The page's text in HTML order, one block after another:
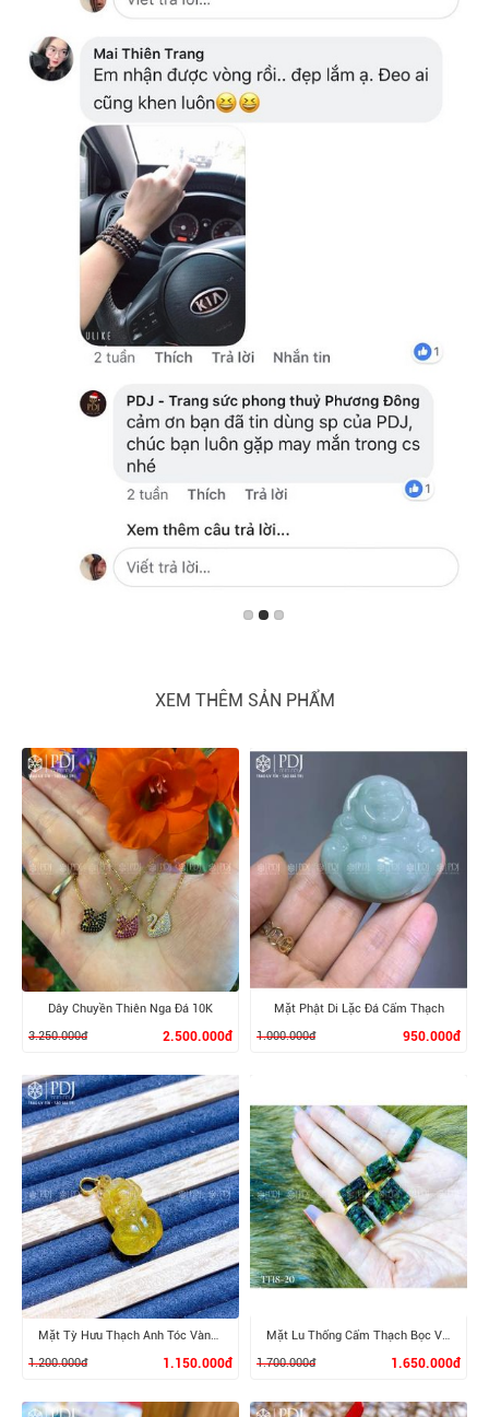
XEM THÊM SẢN PHẨM
XEM CHI TIẾT
Dây Chuyền Thiên Nga Đá 10K
3.250.000đ
2.500.000đ
XEM CHI TIẾT
Mặt Phật Di Lặc Đá Cẩm Thạch
1.000.000đ
950.000đ
Mặt Tỳ Hưu Thạch Anh Tóc Vàng Móc Vàng 10K
1.200.000đ
1.150.000đ
Mặt Lu Thống Cẩm Thạch Bọc Vàng 10K
1.700.000đ
1.650.000đ